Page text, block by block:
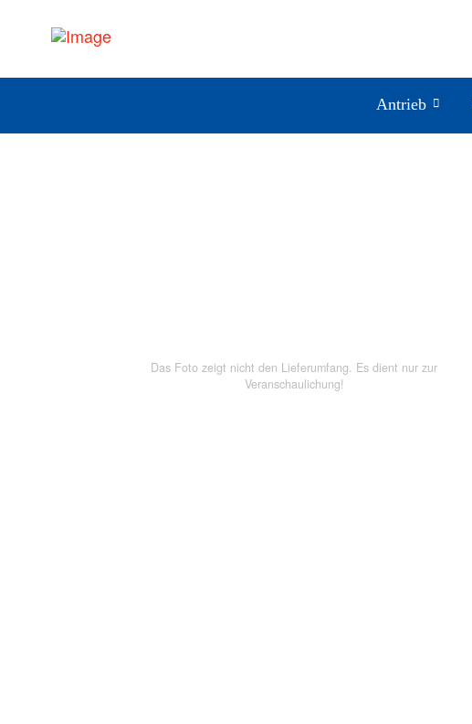
Antrieb
Das Foto zeigt nicht den Lieferumfang. Es dient nur zur
Veranschaulichung!